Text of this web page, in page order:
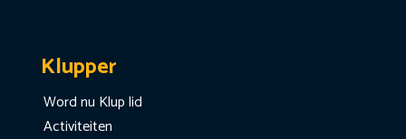
Klupper
Word nu Klup lid
Activiteiten